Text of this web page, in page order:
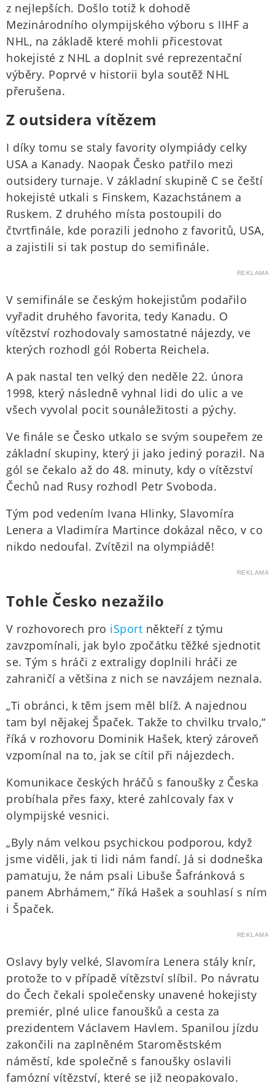
z nejlepších. Došlo totiž k dohodě
Mezinárodního olympijského výboru s IIHF a
NHL, na základě které mohli přicestovat
hokejisté z NHL a doplnit své reprezentační
výběry. Poprvé v historii byla soutěž NHL
přerušena.
Z outsidera vítězem
I díky tomu se staly favority olympiády celky
USA a Kanady. Naopak Česko patřilo mezi
outsidery turnaje. V základní skupině C se čeští
hokejisté utkali s Finskem, Kazachstánem a
Ruskem. Z druhého místa postoupili do
čtvrtfinále, kde porazili jednoho z favoritů, USA,
a zajistili si tak postup do semifinále.
REKLAMA
V semifinále se českým hokejistům podařilo
vyřadit druhého favorita, tedy Kanadu. O
vítězství rozhodovaly samostatné nájezdy, ve
kterých rozhodl gól Roberta Reichela.
A pak nastal ten velký den neděle 22. února
1998, který následně vyhnal lidi do ulic a ve
všech vyvolal pocit sounáležitosti a pýchy.
Ve finále se Česko utkalo se svým soupeřem ze
základní skupiny, který ji jako jediný porazil. Na
gól se čekalo až do 48. minuty, kdy o vítězství
Čechů nad Rusy rozhodl Petr Svoboda.
Tým pod vedením Ivana Hlinky, Slavomíra
Lenera a Vladimíra Martince dokázal něco, v co
nikdo nedoufal. Zvítězil na olympiádě!
REKLAMA
Tohle Česko nezažilo
V rozhovorech pro iSport někteří z týmu
zavzpomínali, jak bylo zpočátku těžké sjednotit
se. Tým s hráči z extraligy doplnili hráči ze
zahraničí a většina z nich se navzájem neznala.
„Ti obránci, k těm jsem měl blíž. A najednou
tam byl nějakej Špaček. Takže to chvilku trvalo,“
říká v rozhovoru Dominik Hašek, který zároveň
vzpomínal na to, jak se cítil při nájezdech.
Komunikace českých hráčů s fanoušky z Česka
probíhala přes faxy, které zahlcovaly fax v
olympijské vesnici.
„Byly nám velkou psychickou podporou, když
jsme viděli, jak ti lidi nám fandí. Já si dodneška
pamatuju, že nám psali Libuše Šafránková s
panem Abrhámem,“ říká Hašek a souhlasí s ním
i Špaček.
REKLAMA
Oslavy byly velké, Slavomíra Lenera stály knír,
protože to v případě vítězství slíbil. Po návratu
do Čech čekali společensky unavené hokejisty
premiér, plné ulice fanoušků a cesta za
prezidentem Václavem Havlem. Spanilou jízdu
zakončili na zaplněném Staroměstském
náměstí, kde společně s fanoušky oslavili
famózní vítězství, které se již neopakovalo.